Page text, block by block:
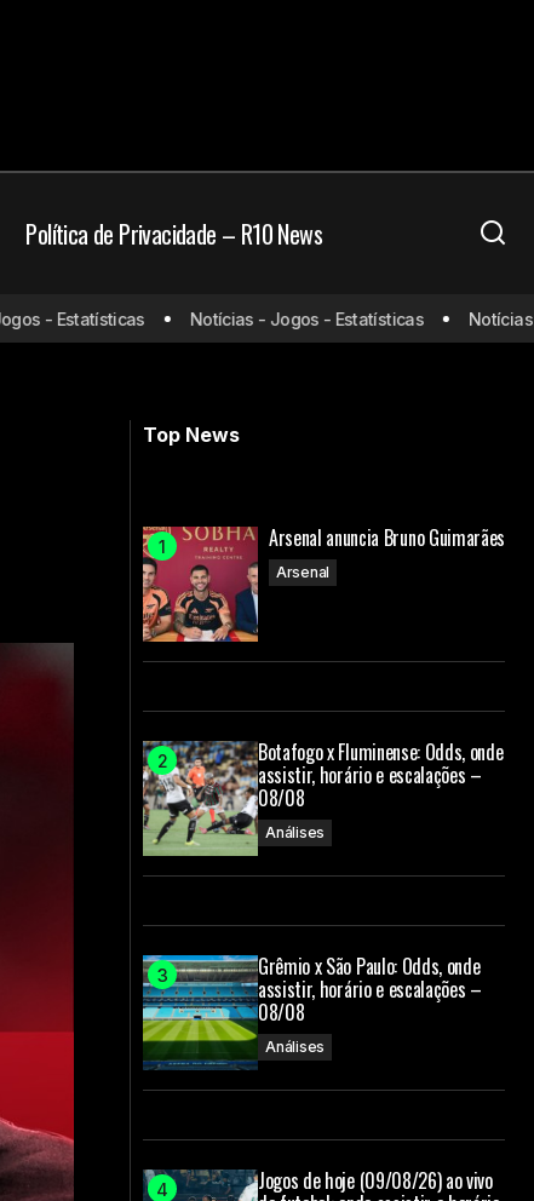
Política de Privacidade – R10 News
Bulls
Jogos da Copa do Mundo (17/06/26)
ao vivo: onde assistir e horário
- Estatísticas Notícias - Jogos - Estatísticas Notícias -
Top News
Arsenal anuncia Bruno Guimarães
Arsenal
Botafogo x Fluminense: Odds, onde
assistir, horário e escalações –
08/08
Análises
Grêmio x São Paulo: Odds, onde
assistir, horário e escalações –
08/08
Análises
Jogos de hoje (09/08/26) ao vivo